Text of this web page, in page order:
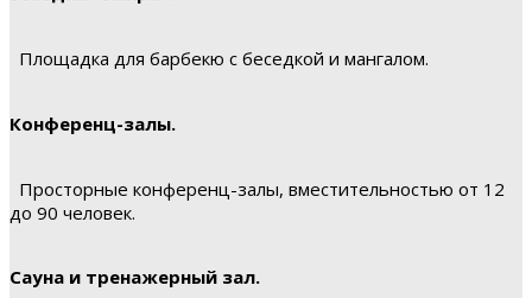
Площадка для барбекю с беседкой и мангалом.
Конференц-залы.
Просторные конференц-залы, вместительностью от 12
до 90 человек.
Сауна и тренажерный зал.